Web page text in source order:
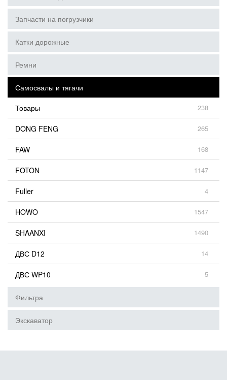
Запчасти на погрузчики
Катки дорожные
Ремни
Самосвалы и тягачи
Товары
238
DONG FENG 265
FAW 168
FOTON 1147
Fuller 4
HOWO 1547
SHAANXI 1490
ДВС D12 14
ДВС WP10 5
Фильтра
Экскаватор